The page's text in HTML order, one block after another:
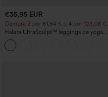
€35,95 EUR
Compra 2 por 61,54 € o 4 por 123,08 €.
Halara UltraSculpt™ leggings de yoga
bootcut de talle alto con control
abdominal, efecto moldeador y bolsillos